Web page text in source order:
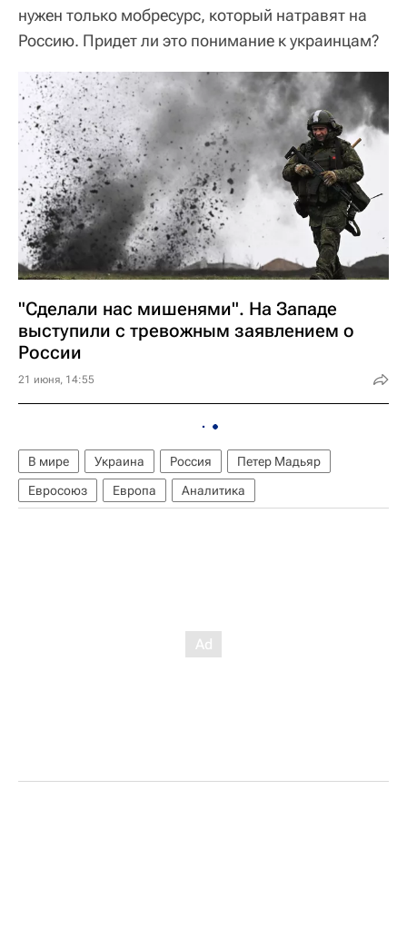
нужен только мобресурс, который натравят на
Россию. Придет ли это понимание к украинцам?
"Сделали нас мишенями". На Западе
выступили с тревожным заявлением о
России
21 июня, 14:55
В мире Украина Россия
Петер Мадьяр
Евросоюз
Европа Аналитика